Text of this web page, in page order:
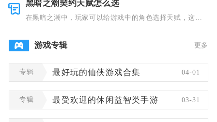
黑暗之潮契约天赋怎么选
在黑暗之潮中，玩家可以给游戏中的角色选择天赋，这些
游戏专辑 更多
专辑 最好玩的仙侠游戏合集 04-01
专辑 最受欢迎的休闲益智类手游 03-31